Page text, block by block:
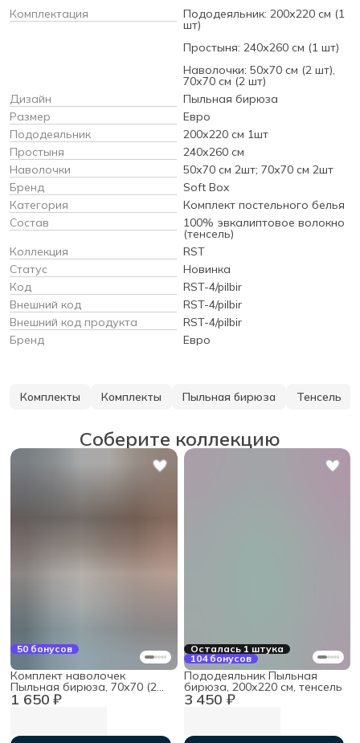
Комплектация
Пододеяльник: 200х220 см (1
шт)
Простыня: 240х260 см (1 шт)
Наволочки: 50х70 см (2 шт),
70х70 см (2 шт)
Дизайн
Пыльная бирюза
Размер
Евро
Пододеяльник
200х220 см 1шт
Простыня
240х260 см
Наволочки
50х70 см 2шт; 70х70 см 2шт
Бренд
Soft Box
Категория
Комплект постельного белья
Состав
100% эвкалиптовое волокно
(тенсель)
Коллекция
RST
Статус
Новинка
Код
RST-4/pilbir
Внешний код
RST-4/pilbir
Внешний код продукта
RST-4/pilbir
Бренд
Евро
Комплекты Комплекты Пыльная бирюза Тенсель
Соберите коллекцию
50 бонусов
1 650 ₽
Комплект наволочек
Пыльная бирюза, 70х70 (2
шт), тенсель
Осталась 1 штука
104 бонусов
3 450 ₽
Пододеяльник Пыльная
бирюза, 200х220 см, тенсель